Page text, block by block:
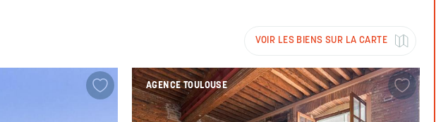
VOIR LES BIENS SUR LA CARTE
AGENCE TOULOUSE